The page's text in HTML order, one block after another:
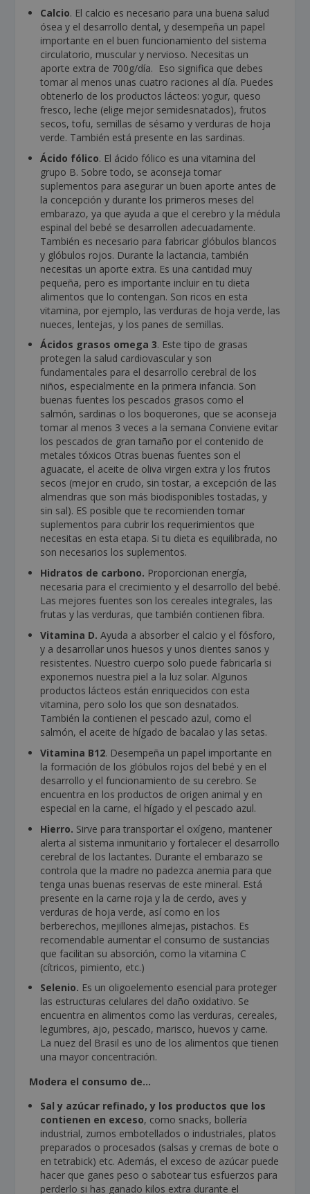
Calcio. El calcio es necesario para una buena salud
ósea y el desarrollo dental, y desempeña un papel
importante en el buen funcionamiento del sistema
circulatorio, muscular y nervioso. Necesitas un
aporte extra de 700g/día. Eso significa que debes
tomar al menos unas cuatro raciones al día. Puedes
obtenerlo de los productos lácteos: yogur, queso
fresco, leche (elige mejor semidesnatados), frutos
secos, tofu, semillas de sésamo y verduras de hoja
verde. También está presente en las sardinas.
Ácido fólico. El ácido fólico es una vitamina del
grupo B. Sobre todo, se aconseja tomar
suplementos para asegurar un buen aporte antes de
la concepción y durante los primeros meses del
embarazo, ya que ayuda a que el cerebro y la médula
espinal del bebé se desarrollen adecuadamente.
También es necesario para fabricar glóbulos blancos
y glóbulos rojos. Durante la lactancia, también
necesitas un aporte extra. Es una cantidad muy
pequeña, pero es importante incluir en tu dieta
alimentos que lo contengan. Son ricos en esta
vitamina, por ejemplo, las verduras de hoja verde, las
nueces, lentejas, y los panes de semillas.
Ácidos grasos omega 3. Este tipo de grasas
protegen la salud cardiovascular y son
fundamentales para el desarrollo cerebral de los
niños, especialmente en la primera infancia. Son
buenas fuentes los pescados grasos como el
salmón, sardinas o los boquerones, que se aconseja
tomar al menos 3 veces a la semana Conviene evitar
los pescados de gran tamaño por el contenido de
metales tóxicos Otras buenas fuentes son el
aguacate, el aceite de oliva virgen extra y los frutos
secos (mejor en crudo, sin tostar, a excepción de las
almendras que son más biodisponibles tostadas, y
sin sal). ES posible que te recomienden tomar
suplementos para cubrir los requerimientos que
necesitas en esta etapa. Si tu dieta es equilibrada, no
son necesarios los suplementos.
Hidratos de carbono. Proporcionan energía,
necesaria para el crecimiento y el desarrollo del bebé.
Las mejores fuentes son los cereales integrales, las
frutas y las verduras, que también contienen fibra.
Vitamina D.Ayuda a absorber el calcio y el fósforo,
y a desarrollar unos huesos y unos dientes sanos y
resistentes. Nuestro cuerpo solo puede fabricarla si
exponemos nuestra piel a la luz solar. Algunos
productos lácteos están enriquecidos con esta
vitamina, pero solo los que son desnatados.
También la contienen el pescado azul, como el
salmón, el aceite de hígado de bacalao y las setas.
Vitamina B12. Desempeña un papel importante en
la formación de los glóbulos rojos del bebé y en el
desarrollo y el funcionamiento de su cerebro. Se
encuentra en los productos de origen animal y en
especial en la carne, el hígado y el pescado azul.
Hierro. Sirve para transportar el oxígeno, mantener
alerta al sistema inmunitario y fortalecer el desarrollo
cerebral de los lactantes. Durante el embarazo se
controla que la madre no padezca anemia para que
tenga unas buenas reservas de este mineral. Está
presente en la carne roja y la de cerdo, aves y
verduras de hoja verde, así como en los
berberechos, mejillones almejas, pistachos. Es
recomendable aumentar el consumo de sustancias
que facilitan su absorción, como la vitamina C
(cítricos, pimiento, etc.)
Selenio. Es un oligoelemento esencial para proteger
las estructuras celulares del daño oxidativo. Se
encuentra en alimentos como las verduras, cereales,
legumbres, ajo, pescado, marisco, huevos y carne.
La nuez del Brasil es uno de los alimentos que tienen
una mayor concentración.
Modera el consumo de…
Sal y azúcar refinado, y los productos que los
contienen en exceso, como snacks, bollería
industrial, zumos embotellados o industriales, platos
preparados o procesados (salsas y cremas de bote o
en tetrabick) etc. Además, el exceso de azúcar puede
hacer que ganes peso o sabotear tus esfuerzos para
perderlo si has ganado kilos extra durante el